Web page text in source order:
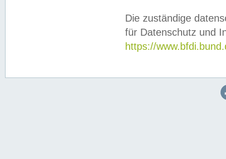
Die zuständige
für Datenschutz und
https://